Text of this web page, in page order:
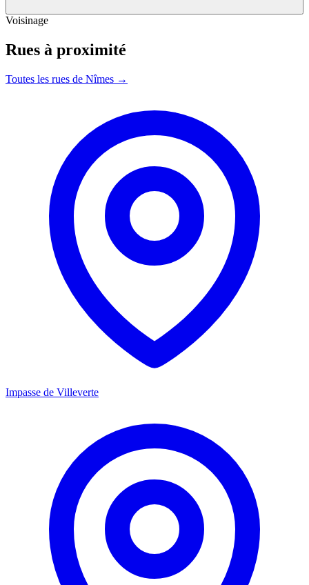
Voisinage
Rues à proximité
Toutes les rues de Nîmes →
Impasse de Villeverte